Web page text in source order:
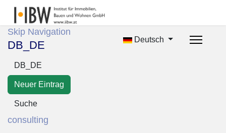
Deutsch
Skip Navigation
DB_DE
DB_DE
Neuer Eintrag
Suche
consulting